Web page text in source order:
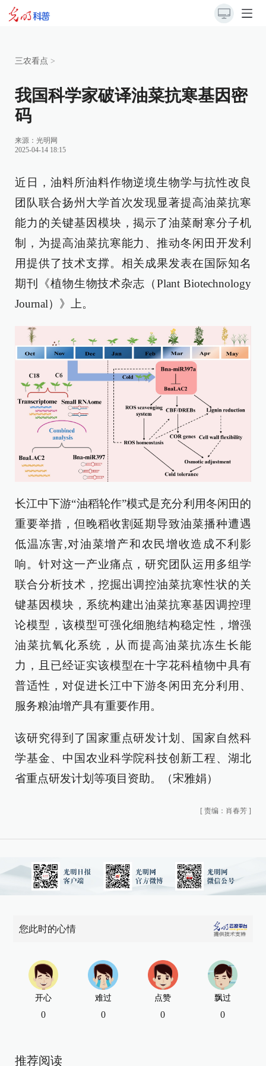
三农看点 >
我国科学家破译油菜抗寒基因密
码
来源： 光明网
2025-04-14 18:15
近日，油料所油料作物逆境生物学与抗性改良
团队联合扬州大学首次发现显著提高油菜抗寒
能力的关键基因模块，揭示了油菜耐寒分子机
制，为提高油菜抗寒能力、推动冬闲田开发利
用提供了技术支撑。相关成果发表在国际知名
期刊《植物生物技术杂志（Plant Biotechnology
Journal）》上。
长江中下游“油稻轮作”模式是充分利用冬闲田的
重要举措，但晚稻收割延期导致油菜播种遭遇
低温冻害,对油菜增产和农民增收造成不利影
响。针对这一产业痛点，研究团队运用多组学
联合分析技术，挖掘出调控油菜抗寒性状的关
键基因模块，系统构建出油菜抗寒基因调控理
论模型，该模型可强化细胞结构稳定性，增强
油菜抗氧化系统，从而提高油菜抗冻生长能
力，且已经证实该模型在十字花科植物中具有
普适性，对促进长江中下游冬闲田充分利用、
服务粮油增产具有重要作用。
该研究得到了国家重点研发计划、国家自然科
学基金、中国农业科学院科技创新工程、湖北
省重点研发计划等项目资助。（宋雅娟）
[ 责编：肖春芳 ]
您此时的心情
开心
0
难过
0
点赞
0
飘过
0
推荐阅读